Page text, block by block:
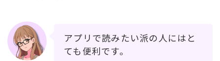
アプリで読みたい派の人にはと
ても便利です。